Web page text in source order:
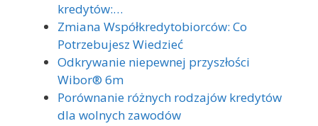
kredytów:…
Zmiana Współkredytobiorców: Co
Potrzebujesz Wiedzieć
Odkrywanie niepewnej przyszłości
Wibor® 6m
Porównanie różnych rodzajów kredytów
dla wolnych zawodów